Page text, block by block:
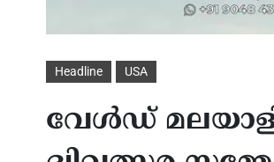
Headline USA
വേള്‍ഡ്